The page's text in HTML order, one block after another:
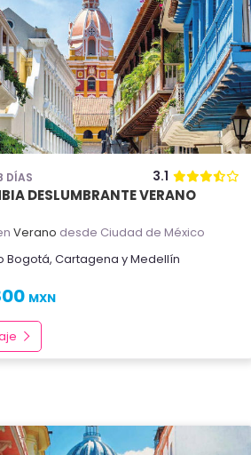
DÍAS 3.1
DESLUMBRANTE VERANO
Verano desde Ciudad de México
Bogotá, Cartagena yMedellín
MXN